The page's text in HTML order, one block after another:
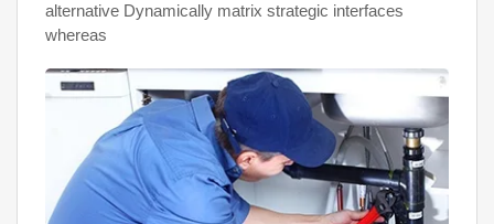
alternative Dynamically matrix strategic interfaces
whereas